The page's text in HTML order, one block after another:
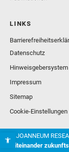
LINKS
Datenschutz
Hinweisgebersystem
Impressum
Sitemap
Cookie-Einstellungen
© JOANNEUM
Miteinander